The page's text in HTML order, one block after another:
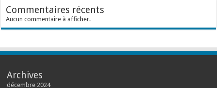
Commentaires récents
Aucun commentaire à afficher.
Archives
décembre 2024